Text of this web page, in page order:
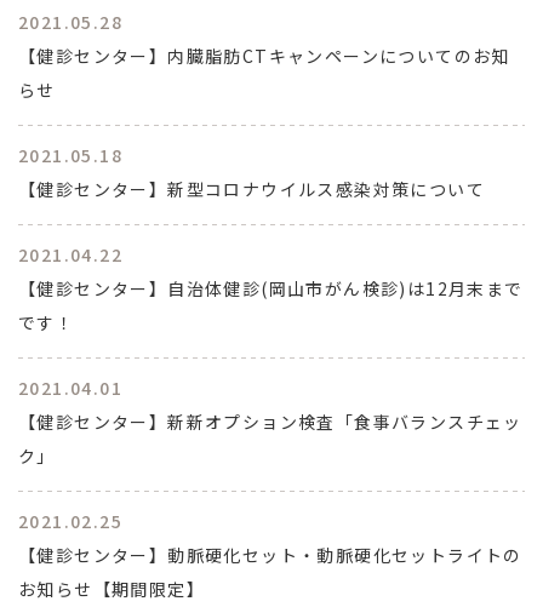
2021.05.28
【健診センター】内臓脂肪CTキャンペーンについてのお知
らせ
2021.05.18
【健診センター】新型コロナウイルス感染対策について
2021.04.22
【健診センター】自治体健診(岡山市がん検診)は12月末まで
です！
2021.04.01
【健診センター】新新オプション検査「食事バランスチェッ
ク」
2021.02.25
【健診センター】動脈硬化セット・動脈硬化セットライトの
お知らせ【期間限定】